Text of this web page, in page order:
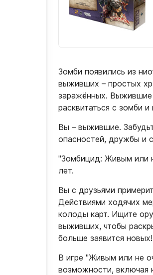
Зомби появились из
выживших – простых
заражённых. Выжившие
расквитаться с зомби
Вы – выжившие.
опасностей, дружбы и
"Зомбицид: Живым или
лет.
Вы с друзьями
Действиями ходячих
колоды карт. Ищите
выживших, чтобы
больше заявится новых!
В игре "Живым или не
возможности, включая